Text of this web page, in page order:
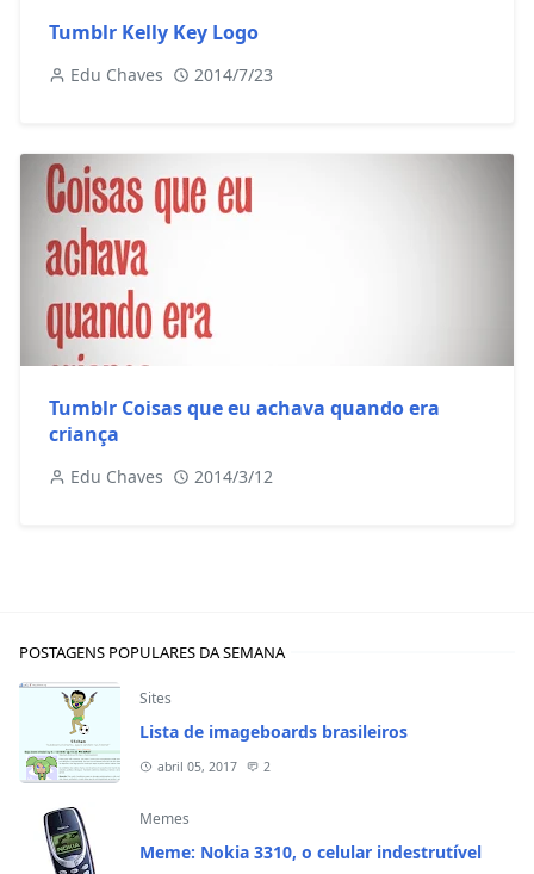
Tumblr Kelly Key Logo
Edu Chaves 2014/7/23
Tumblr Coisas que eu achava quando era
criança
Edu Chaves 2014/3/12
POSTAGENS POPULARES DA SEMANA
Sites
Lista de imageboards brasileiros
abril 05, 2017 2
Memes
Meme: Nokia 3310, o celular indestrutível